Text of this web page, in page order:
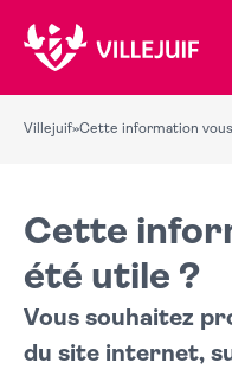
Villejuif»Cette information
Cette
été utile ?
Vous souhaitez
du site internet,